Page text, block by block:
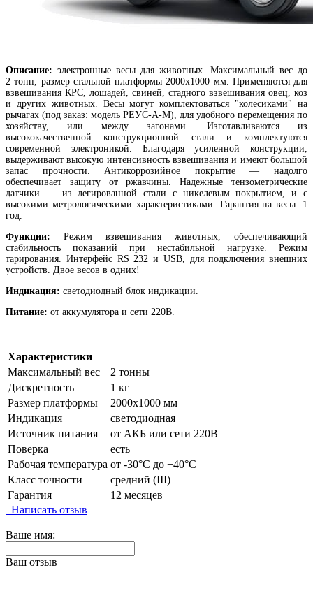
Описание: электронные весы для животных. Максимальный вес до
2 тонн, размер стальной платформы 2000х1000 мм. Применяются для
взвешивания КРС, лошадей, свиней, стадного взвешивания овец, коз
и других животных. Весы могут комплектоваться "колесиками" на
рычагах (под заказ: модель РЕУС-А-М), для удобного перемещения по
хозяйству, или между загонами. Изготавливаются из
высококачественной конструкционной стали и комплектуются
современной электроникой. Благодаря усиленной конструкции,
выдерживают высокую интенсивность взвешивания и имеют большой
запас прочности. Антикоррозийное покрытие — надолго
обеспечивает защиту от ржавчины. Надежные тензометрические
датчики — из легированной стали с никелевым покрытием, и с
высокими метрологическими характеристиками. Гарантия на весы: 1
год.
Функции: Режим взвешивания животных, обеспечивающий
стабильность показаний при нестабильной нагрузке. Режим
тарирования. Интерфейс RS 232 и USB, для подключения внешних
устройств. Двое весов в одних!
Индикация: светодиодный блок индикации.
Питание: от аккумулятора и сети 220В.
Характеристики
Максимальный вес
2 тонны
Дискретность
1 кг
Размер платформы
2000х1000 мм
Индикация
светодиодная
Источник питания
от АКБ или сети 220В
Поверка
есть
Рабочая температура от -30°C до +40°C
Класс точности
средний (III)
Гарантия
12 месяцев
Написать отзыв
Ваше имя:
Ваш отзыв